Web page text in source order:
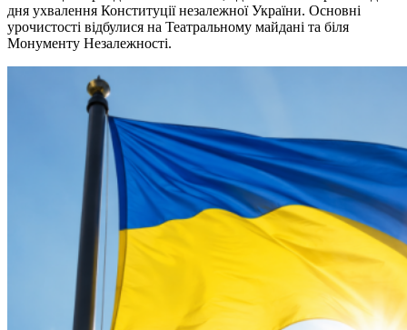
дня ухвалення Конституції незалежної України. Основні
урочистості відбулися на Театральному майдані та біля
Монументу Незалежності.